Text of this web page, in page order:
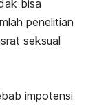
bisa
penelitian
seksual
impotensi